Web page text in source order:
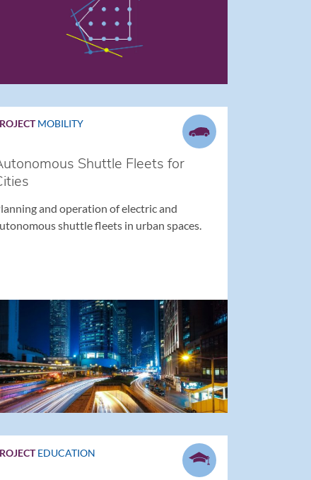
MOBILITY
Shuttle Fleets for
and operation of electric and
shuttle fleets in urban spaces.
EDUCATION